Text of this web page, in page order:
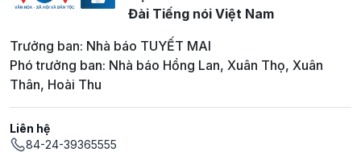
Đài Tiếng nói Việt Nam
Trưởng ban: Nhà báo TUYẾT MAI
Phó trưởng ban: Nhà báo Hồng Lan, Xuân Thọ, Xuân
Thân, Hoài Thu
Liên hệ
84-24-39365555